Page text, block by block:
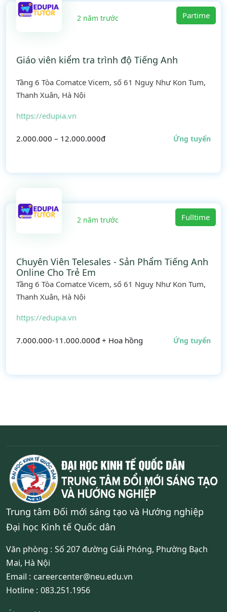
2 năm trước Partime
Giáo viên kiểm tra trình độ Tiếng Anh
Tầng 6 Tòa Comatce Vicem, số 61 Nguỵ Như Kon Tum,
Thanh Xuân, Hà Nội
https://edupia.vn
2.000.000 – 12.000.000đ Ứng tuyển
2 năm trước Fulltime
Chuyên Viên Telesales - Sản Phẩm Tiếng Anh
Online Cho Trẻ Em
Tầng 6 Tòa Comatce Vicem, số 61 Nguỵ Như Kon Tum,
Thanh Xuân, Hà Nội
https://edupia.vn
7.000.000-11.000.000đ + Hoa hồng Ứng tuyển
Trung tâm Đối mới sáng tạo và Hướng nghiệp
Đại học Kinh tế Quốc dân
Văn phòng : Số 207 đường Giải Phóng, Phường Bạch
Mai, Hà Nội
Email : careercenter@neu.edu.vn
Hotline : 083.251.1956